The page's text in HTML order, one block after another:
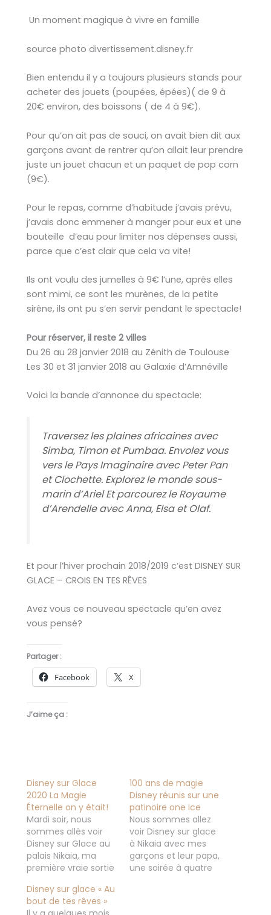
Un moment magique à vivre en famille
source photo divertissement.disney.fr
Bien entendu il y a toujours plusieurs stands pour
acheter des jouets (poupées, épées)( de 9 à
20€ environ, des boissons ( de 4 à 9€).
Pour qu’on ait pas de souci, on avait bien dit aux
garçons avant de rentrer qu’on allait leur prendre
juste un jouet chacun et un paquet de pop corn
(9€).
Pour le repas, comme d’habitude j’avais prévu,
j’avais donc emmener à manger pour eux et une
bouteille d’eau pour limiter nos dépenses aussi,
parce que c’est clair que cela va vite!
Ils ont voulu des jumelles à 9€ l’une, après elles
sont mimi, ce sont les murènes, de la petite
sirène, ils ont pu s’en servir pendant le spectacle!
Pour réserver, il reste 2 villes
Du 26 au 28 janvier 2018 au Zénith de Toulouse
Les 30 et 31 janvier 2018 au Galaxie d’Amnéville
Voici la bande d’annonce du spectacle:
Traversez les plaines africaines avec
Simba, Timon et Pumbaa. Envolez vous
vers le Pays Imaginaire avec Peter Pan
et Clochette. Explorez le monde sous-
marin d’Ariel Et parcourez le Royaume
d’Arendelle avec Anna, Elsa et Olaf.
Et pour l’hiver prochain 2018/2019 c’est DISNEY SUR
GLACE – CROIS EN TES RÊVES
Avez vous ce nouveau spectacle qu’en avez
vous pensé?
Partager :
Facebook X
J’aime ça :
Disney sur Glace
2020 La Magie
Éternelle on y était!
Mardi soir, nous
sommes allés voir
Disney sur Glace au
palais Nikaia, ma
première vraie sortie
J'avoue qu'avec les
béquilles ce n'était
100 ans de magie
Disney réunis sur une
patinoire one ice
Nous sommes allez
voir Disney sur glace
à Nikaia avec mes
garçons et leur papa,
une soirée à quatre
Disney sur glace « Au
bout de tes rêves »